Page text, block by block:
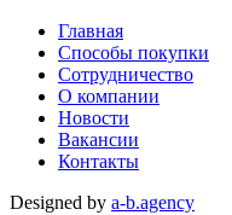
Главная
Способы покупки
Сотрудничество
О компании
Новости
Вакансии
Контакты
Designed by a-b.agency